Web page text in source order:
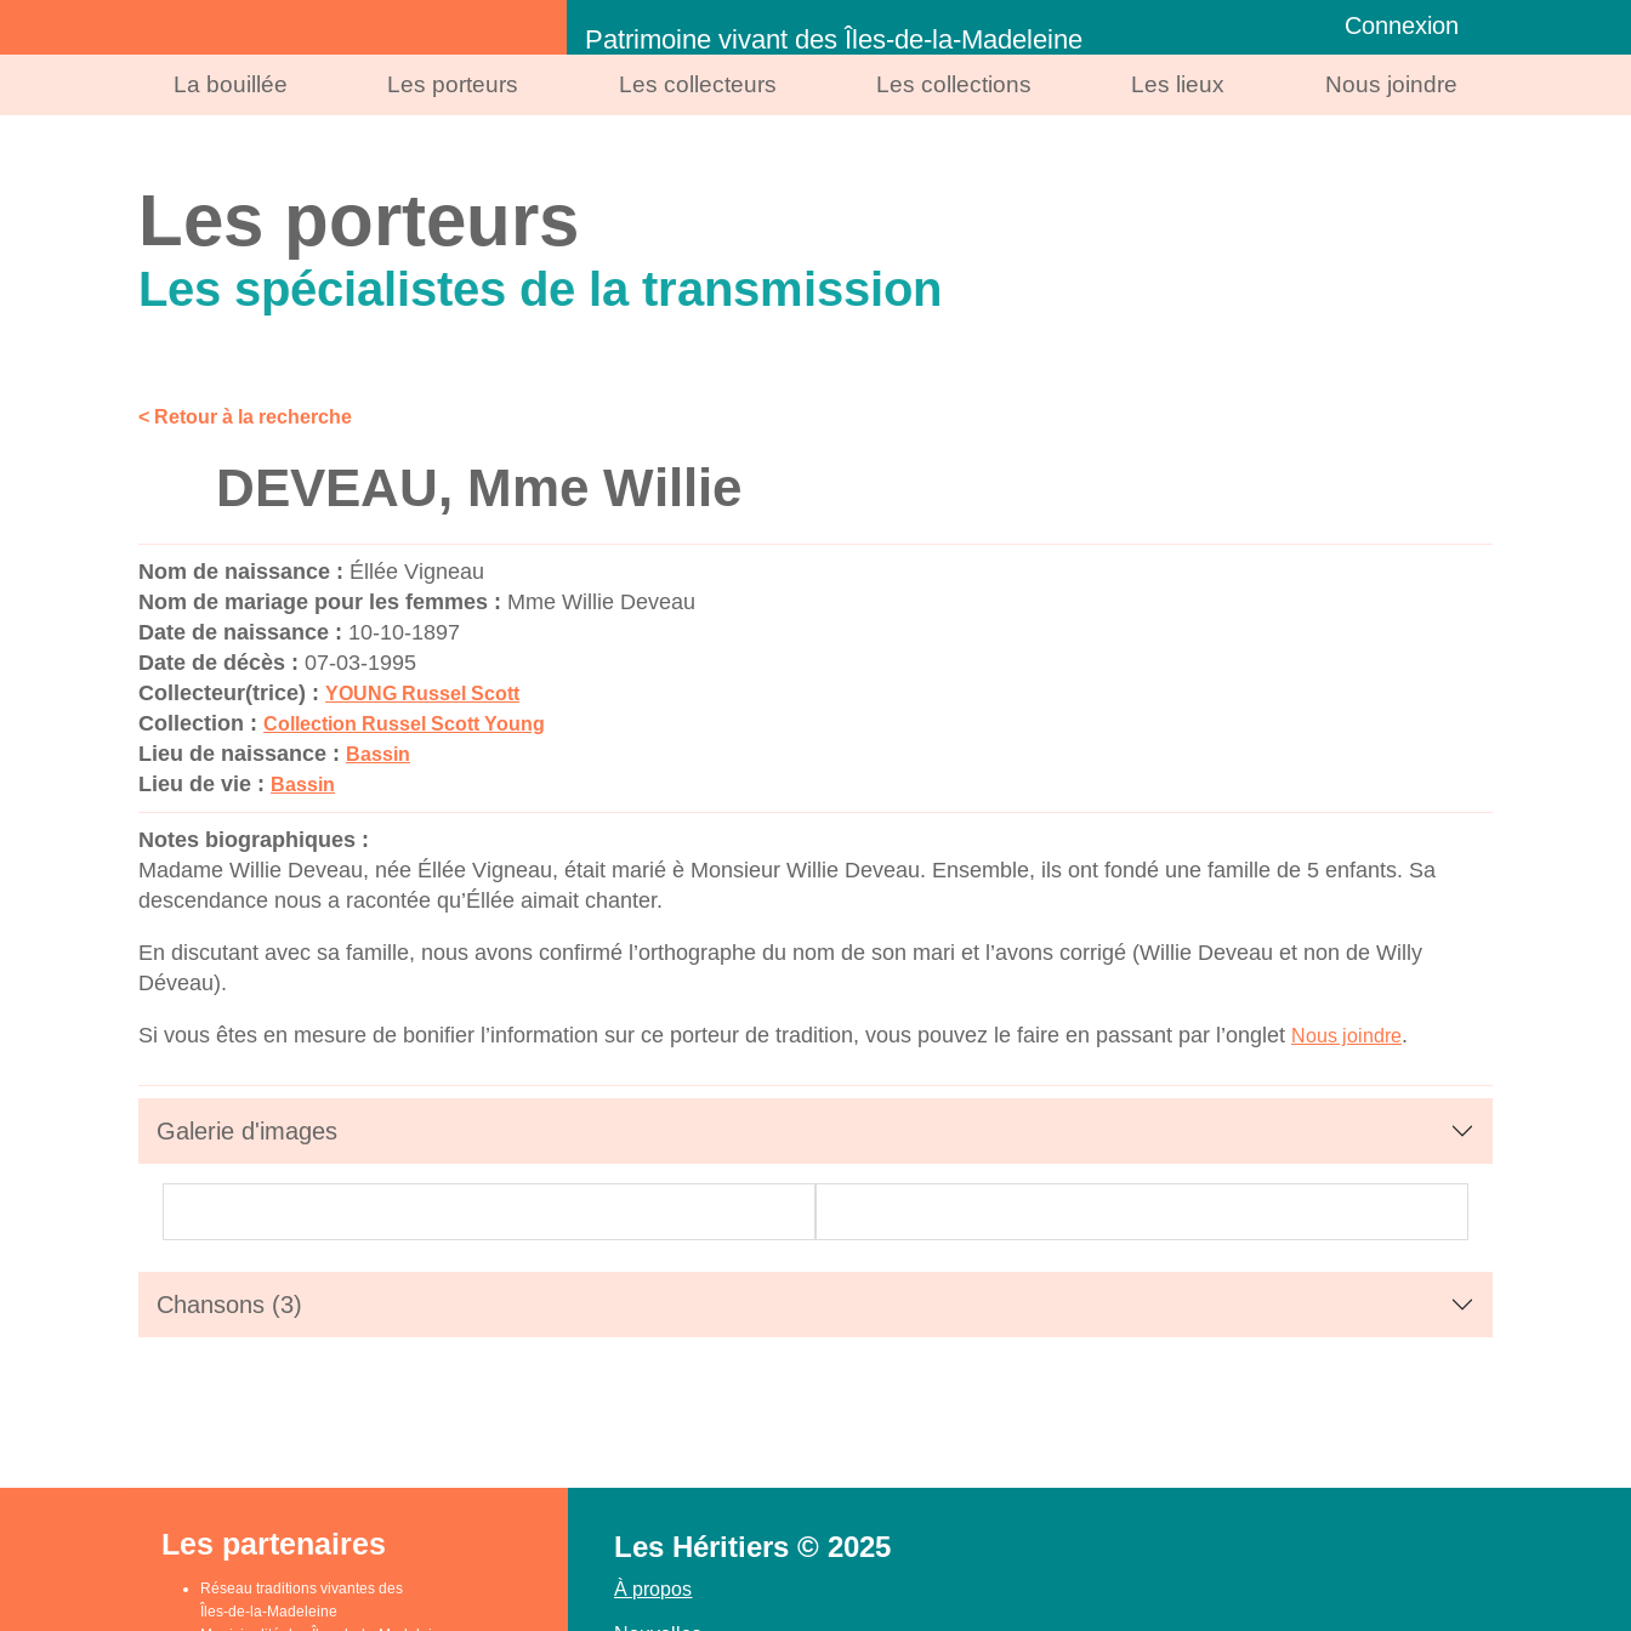
Patrimoine vivant des Îles-de-la-Madeleine Connexion
La bouillée Les porteurs Les collecteurs Les collections Les lieux Nous joindre
Les porteurs
Les spécialistes de la transmission
< Retour à la recherche
DEVEAU, Mme Willie
Nom de naissance : Éllée Vigneau
Nom de mariage pour les femmes : Mme Willie Deveau
Date de naissance : 10-10-1897
Date de décès : 07-03-1995
Collecteur(trice) : YOUNG Russel Scott
Collection : Collection Russel Scott Young
Lieu de naissance : Bassin
Lieu de vie : Bassin
Notes biographiques :
Madame Willie Deveau, née Éllée Vigneau, était marié è Monsieur Willie Deveau. Ensemble, ils ont fondé une famille de 5 enfants. Sa
descendance nous a racontée qu’Éllée aimait chanter.
En discutant avec sa famille, nous avons confirmé l’orthographe du nom de son mari et l’avons corrigé (Willie Deveau et non de Willy
Déveau).
Si vous êtes en mesure de bonifier l’information sur ce porteur de tradition, vous pouvez le faire en passant par l’onglet Nous joindre.
Galerie d'images
Chansons (3)
Les partenaires
Réseau traditions vivantes des
Îles-de-la-Madeleine
Les Héritiers © 2025
À propos